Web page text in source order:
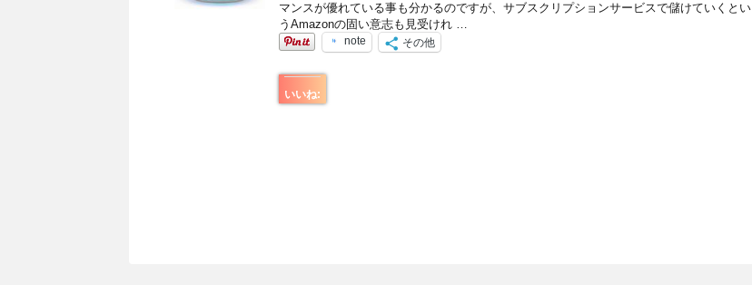
マンスが優れている事も分かるのですが、サブスクリプションサービスで儲けていくとい
うAmazonの固い意志も見受けれ …
note その他
いいね: